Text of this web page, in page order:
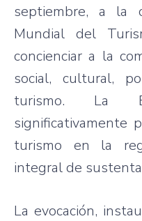
septiembre, a la
Mundial del
concienciar a la
social, cultural,
turismo. La
significativamente
turismo en la
integral de
La evocación,